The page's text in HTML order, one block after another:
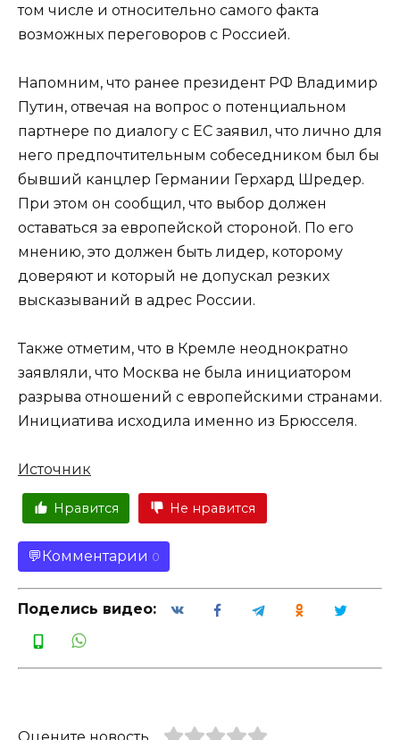
том числе и относительно самого факта
возможных переговоров с Россией.
Напомним, что ранее президент РФ Владимир
Путин, отвечая на вопрос о потенциальном
партнере по диалогу с ЕС заявил, что лично для
него предпочтительным собеседником был бы
бывший канцлер Германии Герхард Шредер.
При этом он сообщил, что выбор должен
оставаться за европейской стороной. По его
мнению, это должен быть лидер, которому
доверяют и который не допускал резких
высказываний в адрес России.
Также отметим, что в Кремле неоднократно
заявляли, что Москва не была инициатором
разрыва отношений с европейскими странами.
Инициатива исходила именно из Брюсселя.
Источник
Нравится Не нравится
Комментарии 0
Поделись видео: